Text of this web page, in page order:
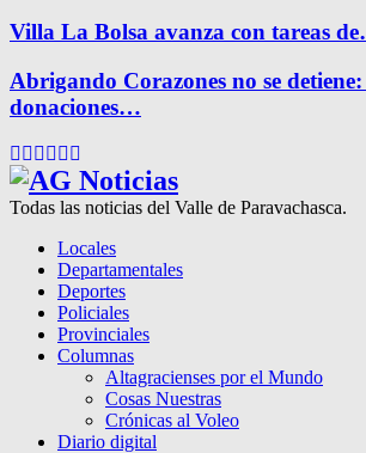
Villa La Bolsa avanza con tareas
Abrigando Corazones no se
donaciones…
Facebook
Twitter
Instagram
Pinterest
Google
Todas las noticias del Valle de Paravachasca.
Locales
Departamentales
Deportes
Policiales
Provinciales
Columnas
Altagracienses por el Mundo
Cosas Nuestras
Crónicas al Voleo
Diario digital